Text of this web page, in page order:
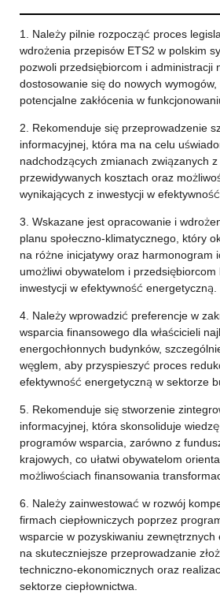
1. Należy pilnie rozpocząć proces
wdrożenia przepisów ETS2 w polskim
pozwoli przedsiębiorcom i administracji
dostosowanie się do nowych
potencjalne zakłócenia w
2. Rekomenduje się przeprowadzenie
informacyjnej, która ma na celu
nadchodzących zmianach związanych
przewidywanych kosztach oraz
wynikających z inwestycji w
3. Wskazane jest opracowanie i
planu społeczno-klimatycznego, który
na różne inicjatywy oraz harmonogram
umożliwi obywatelom i
inwestycji w efektywność energetyczną.
4. Należy wprowadzić preferencje w
wsparcia finansowego dla właścicieli
energochłonnych budynków,
węglem, aby przyspieszyć proces
efektywność energetyczną w sektorze
5. Rekomenduje się stworzenie
informacyjnej, która skonsoliduje
programów wsparcia, zarówno z
krajowych, co ułatwi obywatelom
możliwościach finansowania
6. Należy zainwestować w rozwój
firmach ciepłowniczych poprzez
wsparcie w pozyskiwaniu zewnętrznych
na skuteczniejsze przeprowadzanie
techniczno-ekonomicznych oraz
sektorze ciepłownictwa.